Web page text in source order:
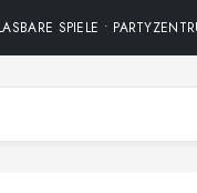
SPIELE •